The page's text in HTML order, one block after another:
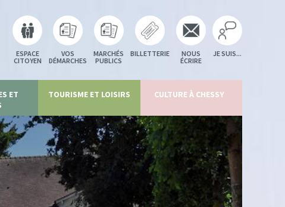
ESPACE
CITOYEN
VOS
DÉMARCHES
MARCHÉS
PUBLICS
BILLETTERIE
NOUS
ÉCRIRE
JE SUIS...
ET
TOURISME ET LOISIRS CULTURE À CHESSY